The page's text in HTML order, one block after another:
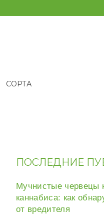
СОРТА
ПОСЛЕДНИЕ
Мучнистые червецы
каннабиса: как
от вредителя